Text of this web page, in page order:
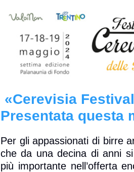
«Cerevisia
Presentata questa
Per gli appassionati di birre
che da una decina di anni
più importante nell’offerta